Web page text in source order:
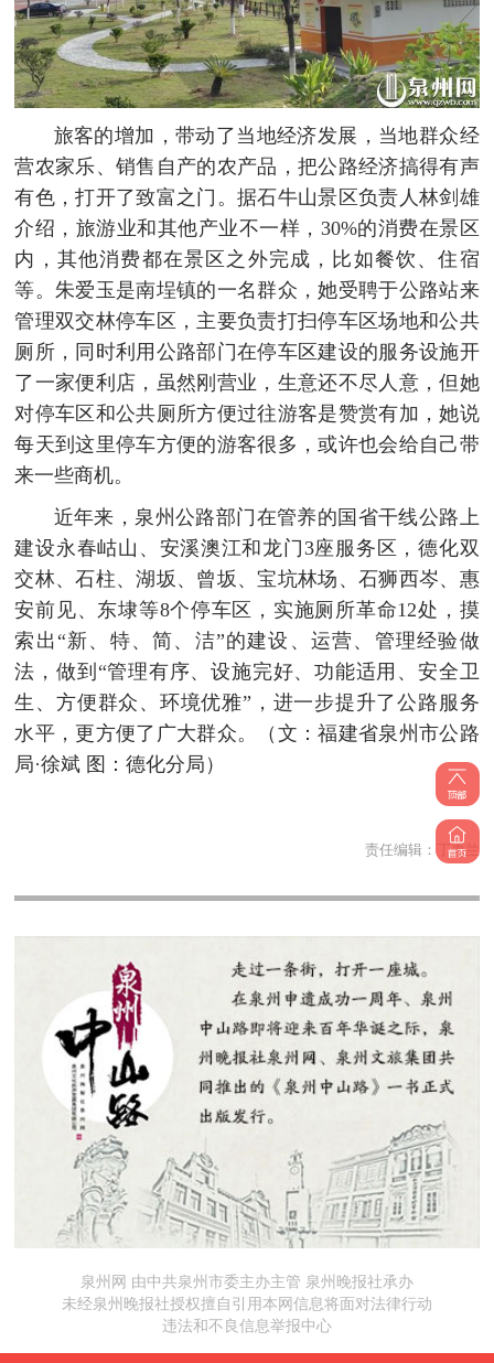
旅客的增加，带动了当地经济发展，当地群众经
营农家乐、销售自产的农产品，把公路经济搞得有声
有色，打开了致富之门。据石牛山景区负责人林剑雄
介绍，旅游业和其他产业不一样，30%的消费在景区
内，其他消费都在景区之外完成，比如餐饮、住宿
等。朱爱玉是南埕镇的一名群众，她受聘于公路站来
管理双交林停车区，主要负责打扫停车区场地和公共
厕所，同时利用公路部门在停车区建设的服务设施开
了一家便利店，虽然刚营业，生意还不尽人意，但她
对停车区和公共厕所方便过往游客是赞赏有加，她说
每天到这里停车方便的游客很多，或许也会给自己带
来一些商机。
近年来，泉州公路部门在管养的国省干线公路上
建设永春岵山、安溪澳江和龙门3座服务区，德化双
交林、石柱、湖坂、曾坂、宝坑林场、石狮西岑、惠
安前见、东埭等8个停车区，实施厕所革命12处，摸
索出“新、特、简、洁”的建设、运营、管理经验做
法，做到“管理有序、设施完好、功能适用、安全卫
生、方便群众、环境优雅”，进一步提升了公路服务
水平，更方便了广大群众。
（文：福建省泉州市公路
局·徐斌 图：德化分局）
责任编辑：丁惠兰
泉州网 由中共泉州市委主办主管 泉州晚报社承办
未经泉州晚报社授权擅自引用本网信息将面对法律行动
违法和不良信息举报中心